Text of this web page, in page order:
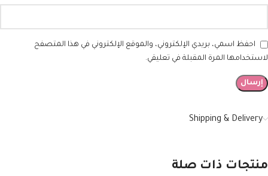
احفظ اسمي، بريدي الإلكتروني، والموقع الإلكتروني في هذا المتصفح
لاستخدامها المرة المقبلة في تعليقي.
Shipping & Delivery
منتجات ذات صلة